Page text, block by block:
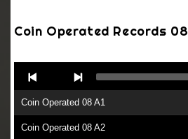
Coin Operated Records 08
Player
Coin Operated 08 A1
Coin Operated 08 A2